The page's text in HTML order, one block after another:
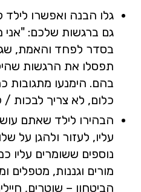
גלו הבנה ואפשרו
גם ברגשות שלכם: "אני
בסדר לפחד והאמת,
תפסלו את הרגשות
בהם. הימנעו
כלום, לא צריך לבכות /
הבהירו לילד שאתם
עליו, לעזור ולהגן על
נוספים ששומרים
מורים וגננות, מטפלים
הביטחון – שוטרים,